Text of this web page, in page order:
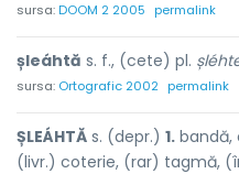
sursa:DOOM 2 2005 permalink
șleáhtă s. f., (cete) pl.
sursa: Ortografic 2002 permalink
ȘLEÁHTĂ s. (depr.) 1. bandă,
(livr.) coterie, (rar) tagmă,